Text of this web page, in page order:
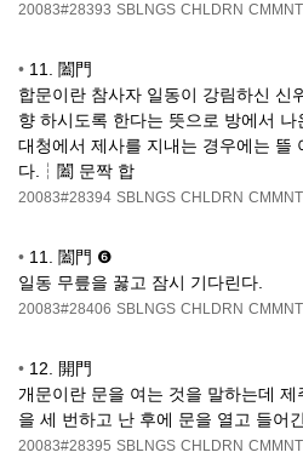
20083#28393 SBLNGS CHLDRN CMMNT
• 11. 闔門
합문이란 참사자 일동이 강림하신 신
향 하시도록 한다는 뜻으로 방에서
대청에서 제사를 지내는 경우에는 뜰
다.┆闔 문짝 합
20083#28394 SBLNGS CHLDRN CMMNT
• 11. 闔門 ❻
일동 무릎을 꿇고 잠시 기다린다.
20083#28406 SBLNGS CHLDRN CMMNT
• 12. 開門
개문이란 문을 여는 것을 말하는데
을 세 번하고 난 후에 문을 열고 들어
20083#28395 SBLNGS CHLDRN CMMNT